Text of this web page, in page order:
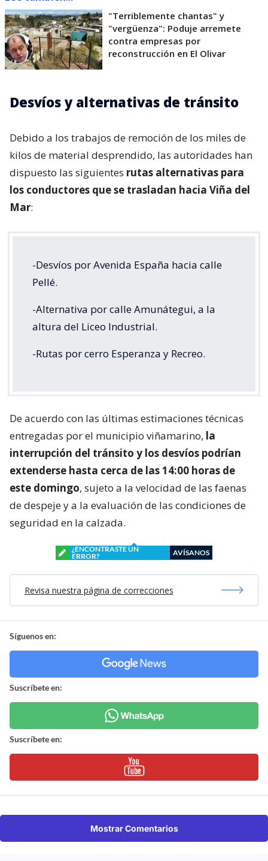
"Terriblemente chantas" y
"vergüenza": Poduje arremete
contra empresas por
reconstrucción en El Olivar
Desvíos y alternativas de tránsito
Debido a los trabajos de remoción de los miles de
kilos de material desprendido, las autoridades han
dispuesto las siguientes rutas alternativas para
los conductores que se trasladan hacia Viña del
Mar:
-Desvíos por Avenida España hacia calle
Pellé.
-Alternativa por calle Amunátegui, a la
altura del Liceo Industrial.
-Rutas por cerro Esperanza y Recreo.
De acuerdo con las últimas estimaciones técnicas
entregadas por el municipio viñamarino, la
interrupción del tránsito y los desvíos podrían
extenderse hasta cerca de las 14:00 horas de
este domingo, sujeto a la velocidad de las faenas
de despeje y a la evaluación de las condiciones de
seguridad en la calzada.
¿ENCONTRASTE UN
ERROR?
AVÍSANOS
Revisa nuestra página de correcciones
Síguenos en:
Suscríbete en:
Suscríbete en:
Mostrar Comentarios